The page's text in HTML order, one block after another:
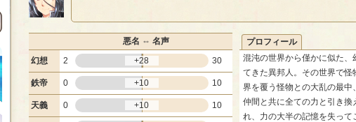
悪名 ⇔ 名声
幻想
2 +28 30
鉄帝 0 +10 10
天義 0 +10 10
プロフィール
混沌の世界から僅かに似た
てきた異邦人。その世界で
界を覆う怪物との大乱の最中
仲間と共に全ての力と引き換
れ、力の大半の記憶を失っ